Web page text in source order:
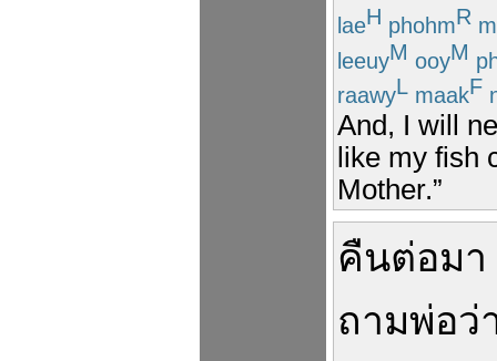
laeH phohmR
leeuyM ooyM
raawyL maakF
And, I will
like my fish
Mother.”
คืนต่อมา
ถามพ่อว่